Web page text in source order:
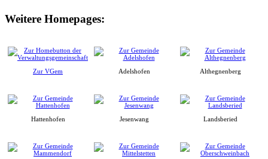
Weitere Homepages:
Zur VGem Adelshofen Althegnenberg
Hattenhofen Jesenwang Landsberied